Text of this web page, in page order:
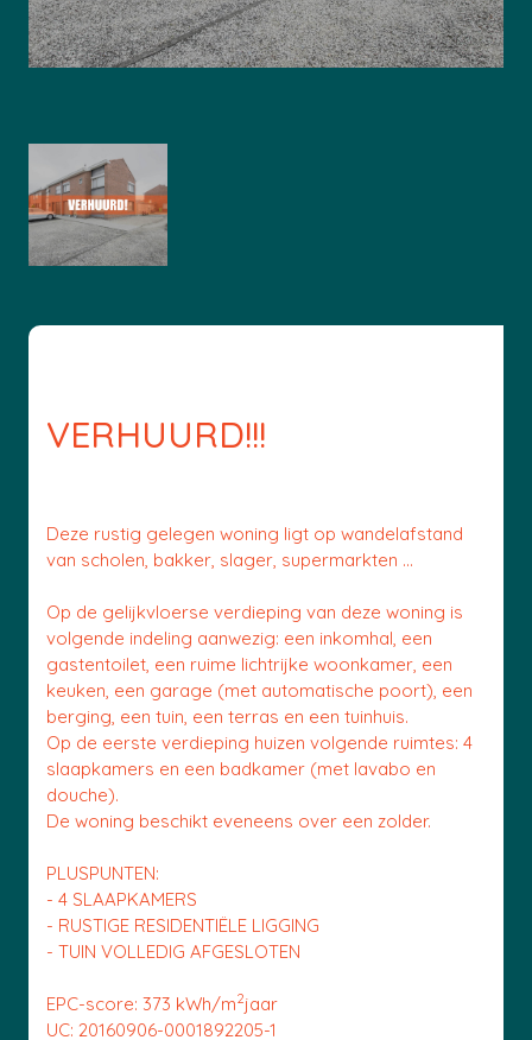
VERHUURD!!!
Deze rustig gelegen woning ligt op wandelafstand
van scholen, bakker, slager, supermarkten ...
Op de gelijkvloerse verdieping van deze woning is
volgende indeling aanwezig: een inkomhal, een
gastentoilet, een ruime lichtrijke woonkamer, een
keuken, een garage (met automatische poort), een
berging, een tuin, een terras en een tuinhuis.
Op de eerste verdieping huizen volgende ruimtes: 4
slaapkamers en een badkamer (met lavabo en
douche).
De woning beschikt eveneens over een zolder.
PLUSPUNTEN:
- 4 SLAAPKAMERS
- RUSTIGE RESIDENTIËLE LIGGING
- TUIN VOLLEDIG AFGESLOTEN
EPC-score: 373 kWh/m2jaar
UC: 20160906-0001892205-1